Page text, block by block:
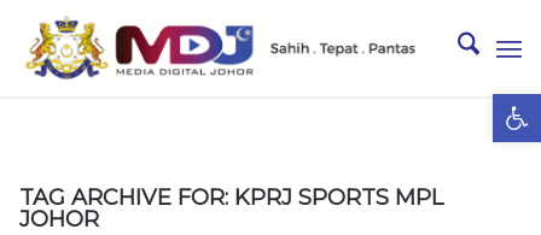
TAG ARCHIVE FOR: KPRJ SPORTS MPL
JOHOR